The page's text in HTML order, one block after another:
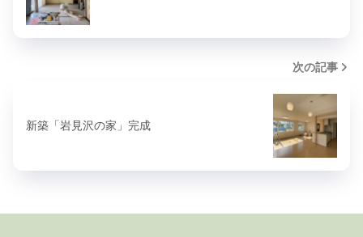
次の記事
新築「岩見沢の家」完成